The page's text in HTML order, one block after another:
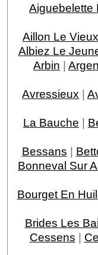
Aiguebelette
Aillon Le Vieux
Albiez Le
Arbin |
Avressieux |
La Bauche |
Bessans |
Bonneval Sur
Bourget En
Brides Les
Cessens |